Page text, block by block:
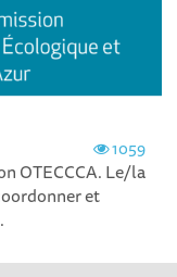
1059
OTECCCA. Le/la
et